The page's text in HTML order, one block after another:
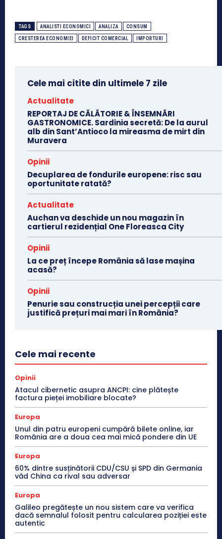
TAGS ANALISTI ECONOMICI ANALIZA CONSUM
CRESTEREA ECONOMIEI DEFICIT COMERCIAL IMPORTURI
Cele mai citite din ultimele 7 zile
Actualitate
REPORTAJ DE CĂLĂTORIE & ÎNSEMNĂRI
GASTRONOMICE. Sardinia secretă: De la aurul
alb din Sant’Antioco la mireasma de mirt din
Muravera
Opinii
Decuplarea de fondurile europene: risc sau
oportunitate ratată?
Actualitate
Auchan va deschide un nou magazin în
cartierul rezidențial One Floreasca City
Opinii
La ce preț începe România să lase mașina
acasă?
Opinii
Penurie sau construcția unei percepții care
justifică prețuri mai mari în România?
Cele mai recente
Opinii
Atacul cibernetic asupra ANCPI: cine plătește
factura pieței imobiliare blocate?
Europa
Unul din patru europeni cumpără bilete online, iar
România are a doua cea mai mică pondere din UE
Europa
60% dintre susținătorii CDU/CSU și SPD din Germania
văd China ca rival sau adversar
Europa
Galileo pregătește un nou sistem care va verifica
dacă semnalul folosit pentru calcularea poziției este
autentic